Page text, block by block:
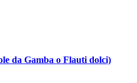
da Gamba o Flauti dolci)